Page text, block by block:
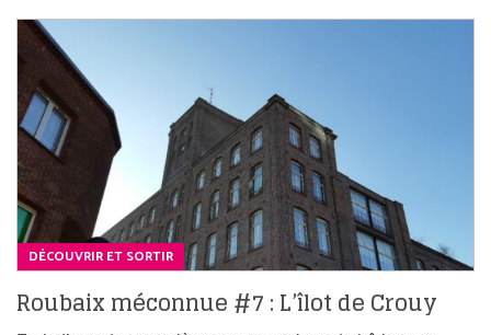
DÉCOUVRIR ET SORTIR
Roubaix méconnue #7 : L’îlot de Crouy